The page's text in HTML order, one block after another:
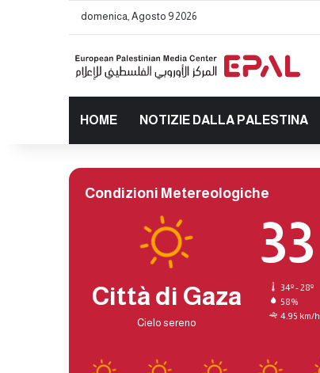
domenica, Agosto 9 2026
HOME NOTIZIE DALLA PALESTINA
Condizioni Metereologiche
Città di Gaza
Cielo sereno
33
34º - 28º
58%
4.95 km/h